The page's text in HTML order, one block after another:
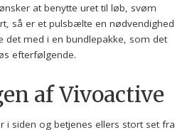
at benytte uret til løb, svøm
så er et pulsbælte en nødvendighed
det med i en bundlepakke, som det
efterfølgende.
af Vivoactive
i siden og betjenes ellers stort set fra